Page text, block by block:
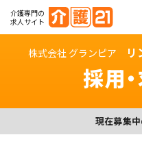
介護専門の
求人サイト
株式会社 グランピア
採用
現在募集中